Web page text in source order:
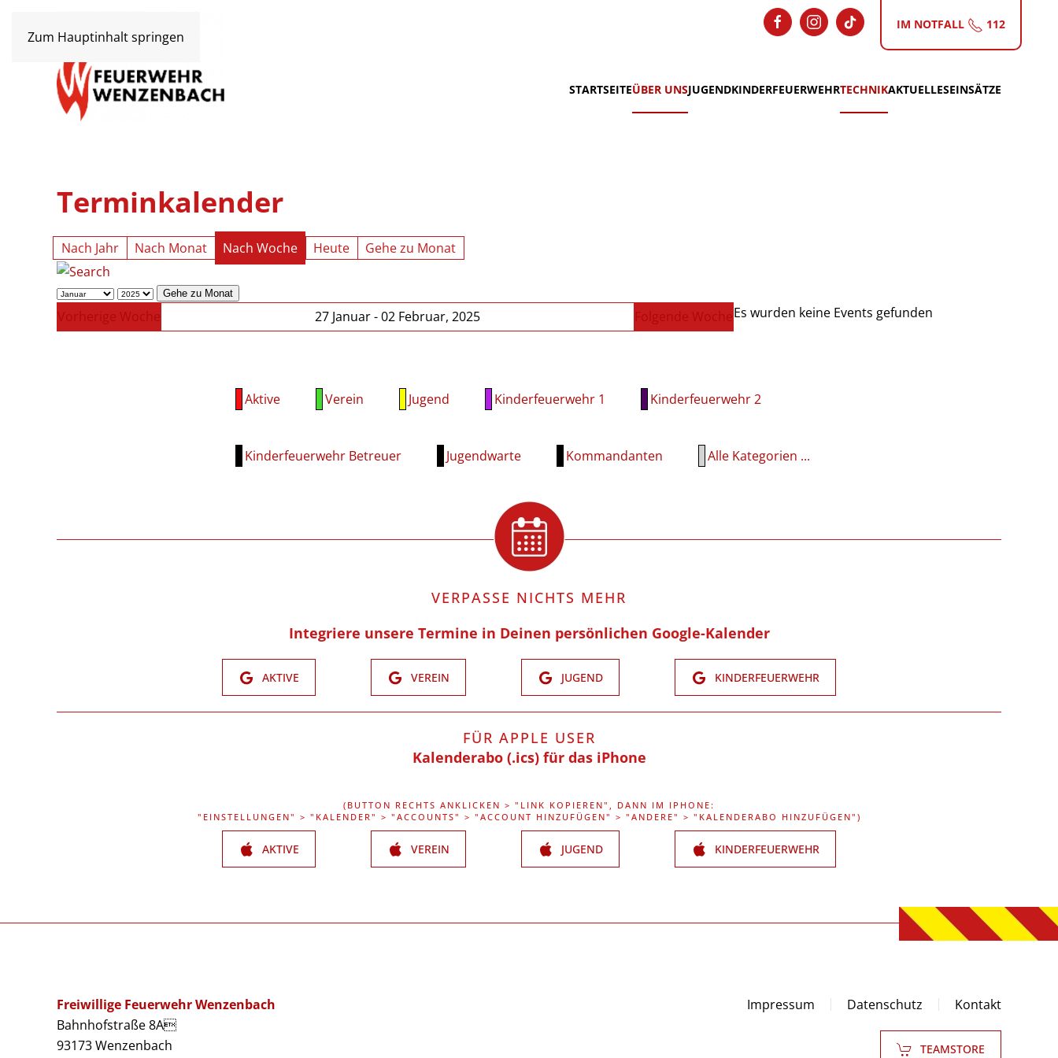
Zum Hauptinhalt springen
IM NOTFALL 112
STARTSEITEÜBER UNSJUGENDKINDERFEUERWEHRTECHNIKAKTUELLESEINSÄTZE
Terminkalender
Nach Jahr Nach Monat Nach Woche Heute Gehe zu Monat
Gehe zu Monat
Vorherige Woche 27 Januar - 02 Februar, 2025 Folgende WocheEs wurden keine Events gefunden
Aktive Verein Jugend Kinderfeuerwehr 1 Kinderfeuerwehr 2
Kinderfeuerwehr Betreuer Jugendwarte Kommandanten Alle Kategorien ...
VERPASSE NICHTS MEHR
Integriere unsere Termine in Deinen persönlichen Google-Kalender
AKTIVE VEREIN JUGEND KINDERFEUERWEHR
FÜR APPLE USER
Kalenderabo (.ics) für das iPhone
(BUTTON RECHTS ANKLICKEN > "LINK KOPIEREN", DANN IM IPHONE:
"EINSTELLUNGEN" > "KALENDER" > "ACCOUNTS" > "ACCOUNT HINZUFÜGEN" > "ANDERE" > "KALENDERABO HINZUFÜGEN")
AKTIVE VEREIN JUGEND KINDERFEUERWEHR
Freiwillige Feuerwehr Wenzenbach
Bahnhofstraße 8A
93173 Wenzenbach
Impressum Datenschutz Kontakt
TEAMSTORE